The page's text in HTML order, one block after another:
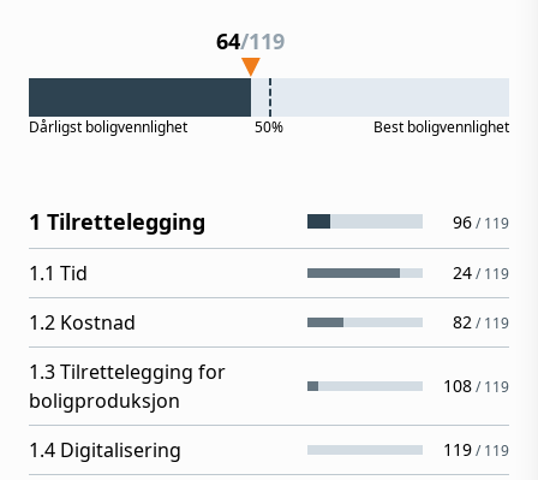
64/119
Dårligst boligvennlighet 50% Best boligvennlighet
1 Tilrettelegging 96/119
1.1 Tid 24/119
1.2 Kostnad 82/119
1.3 Tilrettelegging for
boligproduksjon
108/119
1.4 Digitalisering 119/119